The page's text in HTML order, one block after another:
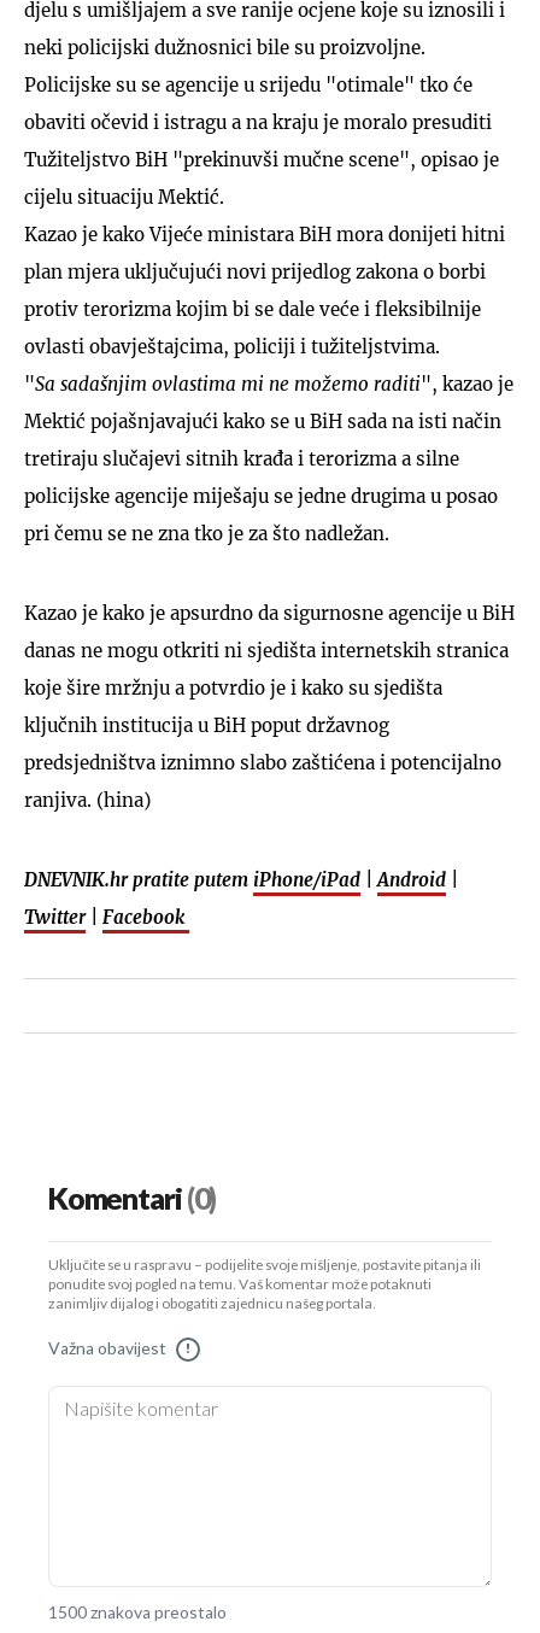
djelu s umišljajem a sve ranije ocjene koje su iznosili i
neki policijski dužnosnici bile su proizvoljne.
Policijske su se agencije u srijedu "otimale" tko će
obaviti očevid i istragu a na kraju je moralo presuditi
Tužiteljstvo BiH "prekinuvši mučne scene", opisao je
cijelu situaciju Mektić.
Kazao je kako Vijeće ministara BiH mora donijeti hitni
plan mjera uključujući novi prijedlog zakona o borbi
protiv terorizma kojim bi se dale veće i fleksibilnije
ovlasti obavještajcima, policiji i tužiteljstvima.
"Sa sadašnjim ovlastima mi ne možemo raditi", kazao je
Mektić pojašnjavajući kako se u BiH sada na isti način
tretiraju slučajevi sitnih krađa i terorizma a silne
policijske agencije miješaju se jedne drugima u posao
pri čemu se ne zna tko je za što nadležan.
Kazao je kako je apsurdno da sigurnosne agencije u BiH
danas ne mogu otkriti ni sjedišta internetskih stranica
koje šire mržnju a potvrdio je i kako su sjedišta
ključnih institucija u BiH poput državnog
predsjedništva iznimno slabo zaštićena i potencijalno
ranjiva. (hina)
DNEVNIK.hr pratite putem iPhone/iPad Android
Twitter| Facebook
Komentari(0)
Uključite se u raspravu – podijelite svoje mišljenje, postavite pitanja ili
ponudite svoj pogled na temu. Vaš komentar može potaknuti
zanimljiv dijalog i obogatiti zajednicu našeg portala.
Važna obavijest !
1500 znakova preostalo